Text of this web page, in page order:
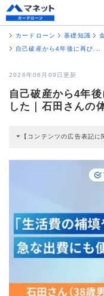
カードローン 基礎知識
自己破産から4年後に再び...
2026年06月09日更新
自己破産から4年
した｜石田さんの
【コンテンツの広告表記に
すると弊社に対して企業か
だし、特定の商品を根拠な
への口コミ収集などに基づ